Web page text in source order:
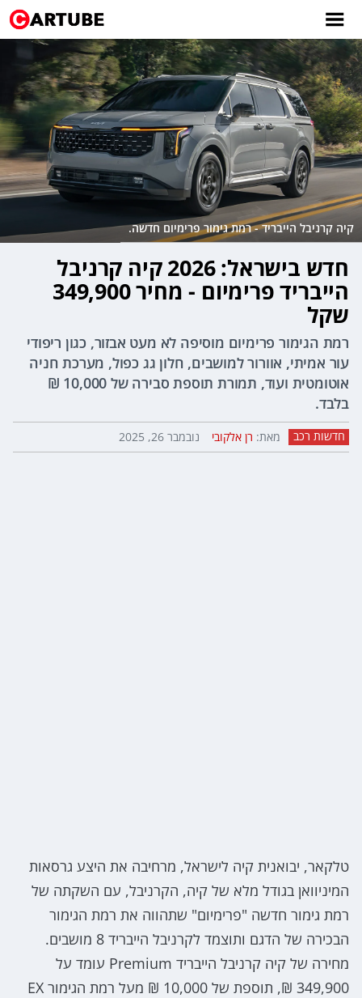
קיה קרניבל הייבריד - רמת גימור פרימיום חדשה.
חדש בישראל: 2026 קיה קרניבל
הייבריד פרימיום - מחיר 349,900
שקל
רמת הגימור פרימיום מוסיפה לא מעט אבזור, כגון ריפודי
עור אמיתי, אוורור למושבים, חלון גג כפול, מערכת חניה
אוטומטית ועוד, תמורת תוספת סבירה של 10,000 ₪
בלבד.
חדשות רכב מאת: רן אלקובי נובמבר 26, 2025
טלקאר, יבואנית קיה לישראל, מרחיבה את היצע גרסאות
המיניוואן בגודל מלא של קיה, הקרניבל, עם השקתה של
רמת גימור חדשה "פרימיום" שתהווה את רמת הגימור
הבכירה של הדגם ותוצמד לקרניבל הייבריד 8 מושבים.
מחירה של קיה קרניבל הייבריד Premium עומד על
349,900 ₪, תוספת של 10,000 ₪ מעל רמת הגימור EX